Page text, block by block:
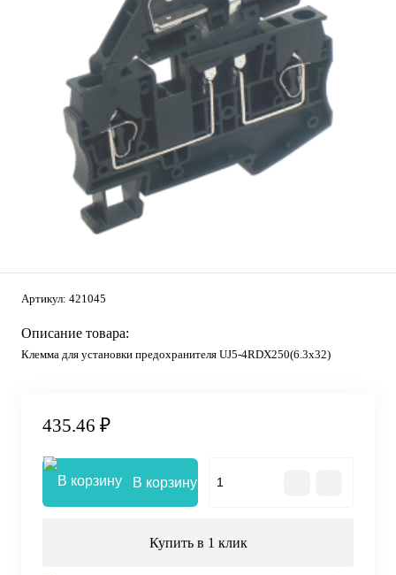
Артикул: 421045
Описание товара:
Клемма для установки предохранителя UJ5-4RDX250(6.3x32)
435.46 ₽
В корзину
Купить в 1 клик